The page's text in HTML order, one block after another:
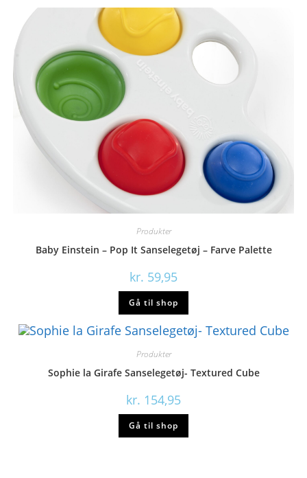
Produkter
Baby Einstein – Pop It Sanselegetøj – Farve Palette
kr. 59,95
Gå til shop
Produkter
Sophie la Girafe Sanselegetøj- Textured Cube
kr. 154,95
Gå til shop